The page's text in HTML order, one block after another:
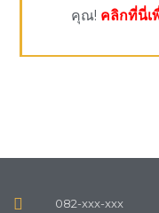
คุณ! คลิกที่นี่เ
082-xxx-xxx